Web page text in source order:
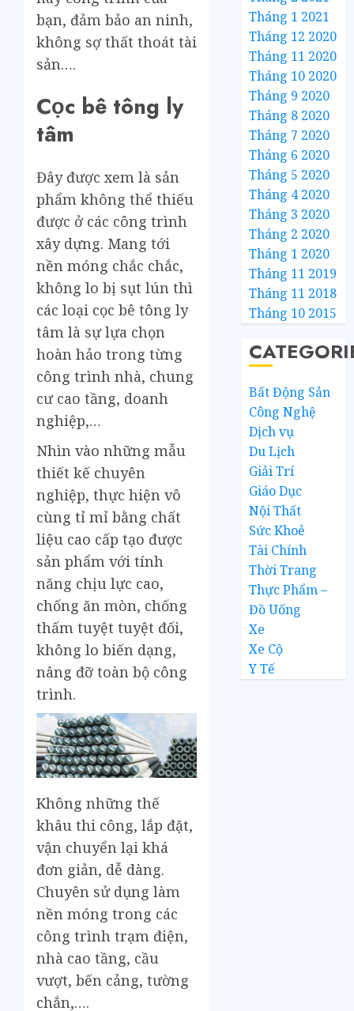
bạn, đảm bảo an ninh,
không sợ thất thoát tài
sản….
Cọc bê tông ly
tâm
Đây được xem là sản
phẩm không thể thiếu
được ở các công trình
xây dựng. Mang tới
nền móng chắc chắc,
không lo bị sụt lún thì
các loại cọc bê tông ly
tâm là sự lựa chọn
hoàn hảo trong từng
công trình nhà, chung
cư cao tầng, doanh
nghiệp,…
Nhìn vào những mẫu
thiết kế chuyên
nghiệp, thực hiện vô
cùng tỉ mỉ bằng chất
liệu cao cấp tạo được
sản phẩm với tính
năng chịu lực cao,
chống ăn mòn, chống
thấm tuyệt tuyệt đối,
không lo biến dạng,
nâng đỡ toàn bộ công
trình.
Không những thế
khâu thi công, lắp đặt,
vận chuyển lại khá
đơn giản, dễ dàng.
Chuyên sử dụng làm
nền móng trong các
công trình trạm điện,
nhà cao tầng, cầu
vượt, bến cảng, tường
chắn,….
Tháng 1 2021
Tháng 12 2020
Tháng 11 2020
Tháng 10 2020
Tháng 9 2020
Tháng 8 2020
Tháng 7 2020
Tháng 6 2020
Tháng 5 2020
Tháng 4 2020
Tháng 3 2020
Tháng 2 2020
Tháng 1 2020
Tháng 11 2019
Tháng 11 2018
Tháng 10 2015
Bất Động Sản
Công Nghệ
Dịch vụ
Du Lịch
Giải Trí
Giáo Dục
Nội Thất
Sức Khoẻ
Tài Chính
Thời Trang
Thực Phẩm –
Đồ Uống
Xe
Xe Cộ
Y Tế